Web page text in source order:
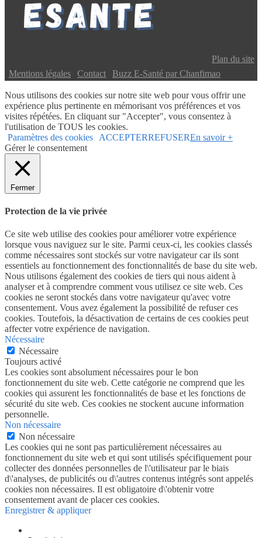
Plan du site
Mentions légales Contact Buzz E-Santé par Chanfimao
Nous utilisons des cookies sur notre site web pour vous offrir une
expérience plus pertinente en mémorisant vos préférences et vos
visites répétées. En cliquant sur "Accepter", vous consentez à
l'utilisation de TOUS les cookies.
Paramètres des cookies
ACCEPTERREFUSEREn savoir +
Gérer le consentement
Fermer
Protection de la vie privée
Ce site web utilise des cookies pour améliorer votre expérience
lorsque vous naviguez sur le site. Parmi ceux-ci, les cookies classés
comme nécessaires sont stockés sur votre navigateur car ils sont
essentiels au fonctionnement des fonctionnalités de base du site web.
Nous utilisons également des cookies de tiers qui nous aident à
analyser et à comprendre comment vous utilisez ce site web. Ces
cookies ne seront stockés dans votre navigateur qu'avec votre
consentement. Vous avez également la possibilité de refuser ces
cookies. Toutefois, la désactivation de certains de ces cookies peut
affecter votre expérience de navigation.
Nécessaire
Nécessaire
Toujours activé
Les cookies sont absolument nécessaires pour le bon
fonctionnement du site web. Cette catégorie ne comprend que les
cookies qui assurent les fonctionnalités de base et les fonctions de
sécurité du site web. Ces cookies ne stockent aucune information
personnelle.
Non nécessaire
Non nécessaire
Les cookies qui ne sont pas particulièrement nécessaires au
fonctionnement du site web et qui sont utilisés spécifiquement pour
collecter des données personnelles de l\'utilisateur par le biais
d\'analyses, de publicités ou d\'autres contenus intégrés sont appelés
cookies non nécessaires. Il est obligatoire d\'obtenir votre
consentement avant de placer ces cookies.
Enregistrer & appliquer